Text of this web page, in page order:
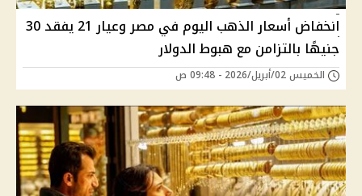
انخفاض أسعار الذهب اليوم في مصر وعيار 21 يفقد 30
جنيهًا بالتزامن مع هبوط الدولار
الخميس 02/أبريل/2026 - 09:48 ص